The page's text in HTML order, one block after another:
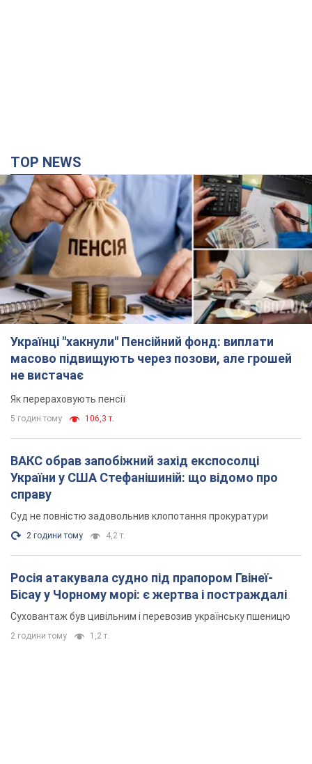
TOP NEWS
Українці "хакнули" Пенсійний фонд: виплати
масово підвищують через позови, але грошей
не вистачає
Як перераховують пенсії
5 годин тому 106,3 т.
ВАКС обрав запобіжний захід експосолці
України у США Стефанішиній: що відомо про
справу
Суд не повністю задовольнив клопотання прокуратури
2 години тому 4,2 т.
Росія атакувала судно під прапором Гвінеї-
Бісау у Чорному морі: є жертва і постраждалі
Суховантаж був цивільним і перевозив українську пшеницю
2 години тому 1,2 т.